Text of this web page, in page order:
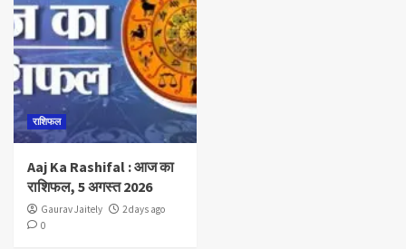
राशिफल
Aaj Ka Rashifal : आज का
राशिफल, 5 अगस्त 2026
Gaurav Jaitely
2 days ago
0